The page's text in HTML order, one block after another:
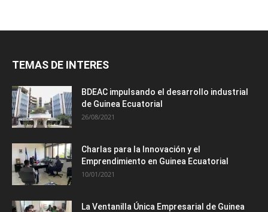
TEMAS DE INTERES
BDEAC impulsando el desarrollo industrial
de Guinea Ecuatorial
26/08/2021
Charlas para la Innovación y el
Emprendimiento en Guinea Ecuatorial
10/01/2021
La Ventanilla Única Empresarial de Guinea